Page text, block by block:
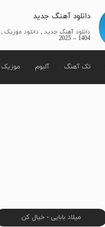
دانلود آهنگ جدید
دانلود آهنگ جدید , دانلود
1404 – 2025
تک آهنگ آلبوم موزیک
میلاد بابایی - خیال کن